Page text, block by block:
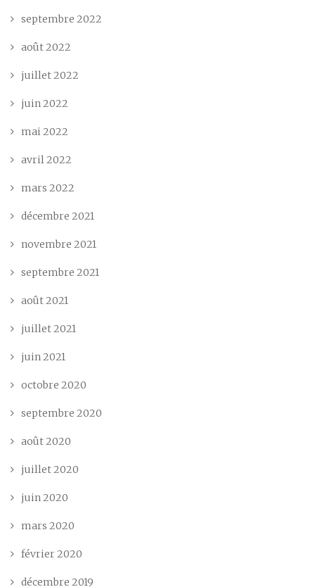
septembre 2022
août 2022
juillet 2022
juin 2022
mai 2022
avril 2022
mars 2022
décembre 2021
novembre 2021
septembre 2021
août 2021
juillet 2021
juin 2021
octobre 2020
septembre 2020
août 2020
juillet 2020
juin 2020
mars 2020
février 2020
décembre 2019